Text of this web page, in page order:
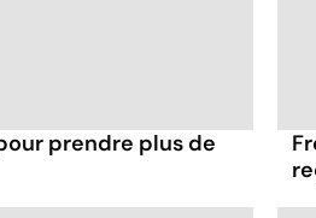
prendre plus de